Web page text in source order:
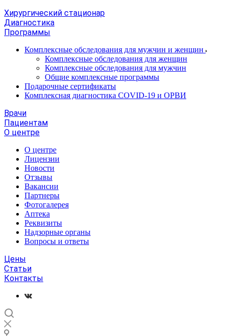
Хирургический стационар
Диагностика
Программы
Комплексные обследования для мужчин и женщин
Комплексные обследования для женщин
Комплексные обследования для мужчин
Общие комплексные программы
Подарочные сертификаты
Комплексная диагностика COVID-19 и ОРВИ
Врачи
Пациентам
О центре
О центре
Лицензии
Новости
Отзывы
Вакансии
Партнеры
Фотогалерея
Аптека
Реквизиты
Надзорные органы
Вопросы и ответы
Цены
Статьи
Контакты